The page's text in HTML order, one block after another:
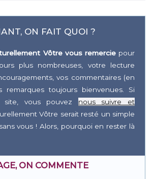
ON FAIT QUOI ?
Vôtre vous remerciepour
plus nombreuses, votre lecture
vos commentaires (en
remarques toujours bienvenues. Si
site, vous pouvez nous suivre et
Vôtre serait resté un simple
vous ! Alors, pourquoi en rester là
ON COMMENTE